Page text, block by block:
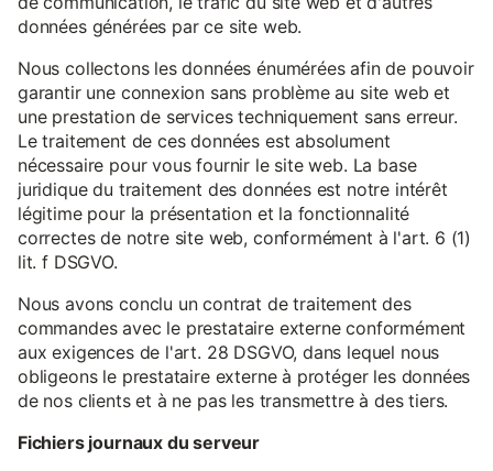
données générées par ce site web.
Nous collectons les données énumérées afin de pouvoir
garantir une connexion sans problème au site web et
une prestation de services techniquement sans erreur.
Le traitement de ces données est absolument
nécessaire pour vous fournir le site web. La base
juridique du traitement des données est notre intérêt
légitime pour la présentation et la fonctionnalité
correctes de notre site web, conformément à l'art. 6 (1)
lit. f DSGVO.
Nous avons conclu un contrat de traitement des
commandes avec le prestataire externe conformément
aux exigences de l'art. 28 DSGVO, dans lequel nous
obligeons le prestataire externe à protéger les données
de nos clients et à ne pas les transmettre à des tiers.
Fichiers journaux du serveur